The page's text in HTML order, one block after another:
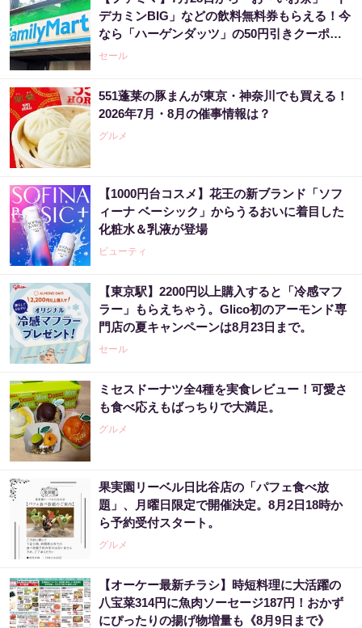
デカミンBIG」などの飲料無料券もらえる！今
なら「ハーゲンダッツ」の50円引きクーポン
も。
セール
551蓬莱の豚まんが東京・神奈川でも買える！
2026年7月・8月の催事情報は？
グルメ
【1000円台コスメ】花王の新ブランド「ソフ
ィーナ ベーシック」からうるおいに着目した
化粧水＆乳液が登場
ビューティ
【東京駅】2200円以上購入すると「冷感マフ
ラー」もらえちゃう。Glico初のアーモンド専
門店の夏キャンペーンは8月23日まで。
セール
ミセスドーナツ全4種を実食レビュー！可愛さ
も食べ応えもばっちりで大満足。
グルメ
果実園リーベル日比谷店の「パフェ食べ放
題」、月曜日限定で開催決定。8月2日18時か
ら予約受付スタート。
グルメ
【オーケー最新チラシ】時短料理に大活躍の
八宝菜314円に魚肉ソーセージ187円！おかず
にぴったりの揚げ物増量も《8月9日まで》